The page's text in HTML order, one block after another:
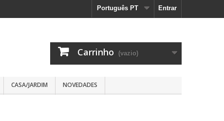
Entrar
Português PT
Carrinho (vazio)
CASA/JARDIM NOVEDADES